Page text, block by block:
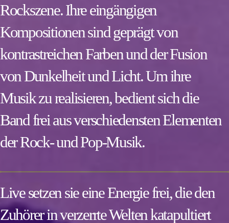
Rockszene. Ihre eingängigen
Kompositionen sind geprägt von
kontrastreichen Farben und der Fusion
von Dunkelheit und Licht. Um ihre
Musik zu realisieren, bedient sich die
Band frei aus verschiedensten Elementen
der Rock- und Pop-Musik.
Live setzen sie eine Energie frei, die den
Zuhörer in verzerrte Welten katapultiert